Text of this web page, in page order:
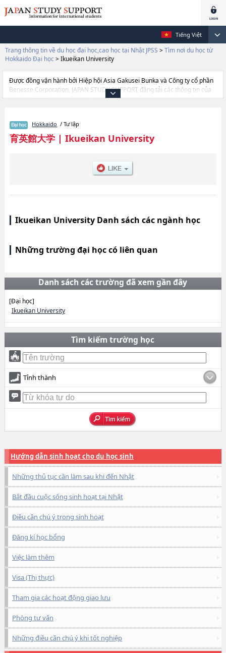
Tiếng Việt
Trang thông tin về du học đại học,cao học tại Nhật JPSS > Tìm nơi du học từ
Hokkaido Đại học > Ikueikan University
Được đồng vận hành bởi Hiệp hội Asia Gakusei Bunka và Công ty cổ phần
Benesse Corporation, JAPAN STUDY SUPPORT đăng tải các thông tin của
khoảng 1.300 trường đại học, cao học, trường đại học ngắn hạn, trường
cần thiết dành cho du học sinh, như là về các , thông tin về từng ngành
học, thông tin liên quan đến thi tuyển như số lượng tuyển sinh, số lượng
trúng tuyển, cở sở trang thiết bị, hướng dẫn địa điểm v.v...
Hokkaido / Tư lập
育英館大学| Ikueikan University
Ikueikan University Danh sách các ngành học
Những trường đại học có liên quan
Danh sách các trường đã xem gần đây
[Đại học]
Ikueikan University
Tìm kiếm trường học
Tỉnh thành
Hướng dẫn sinh hoạt cho du học sinh
Những thủ tục cần làm sau khi đến Nhật
Bắt đầu cuộc sống sinh hoạt tại Nhật
Điều cần chú ý trong sinh hoạt
Đăng kí học bổng
Việc làm thêm
Visa (Thị thực)
Tham gia các hoạt động giao lưu
Phòng tư vấn
Những điều cần chú ý khi tốt nghiệp